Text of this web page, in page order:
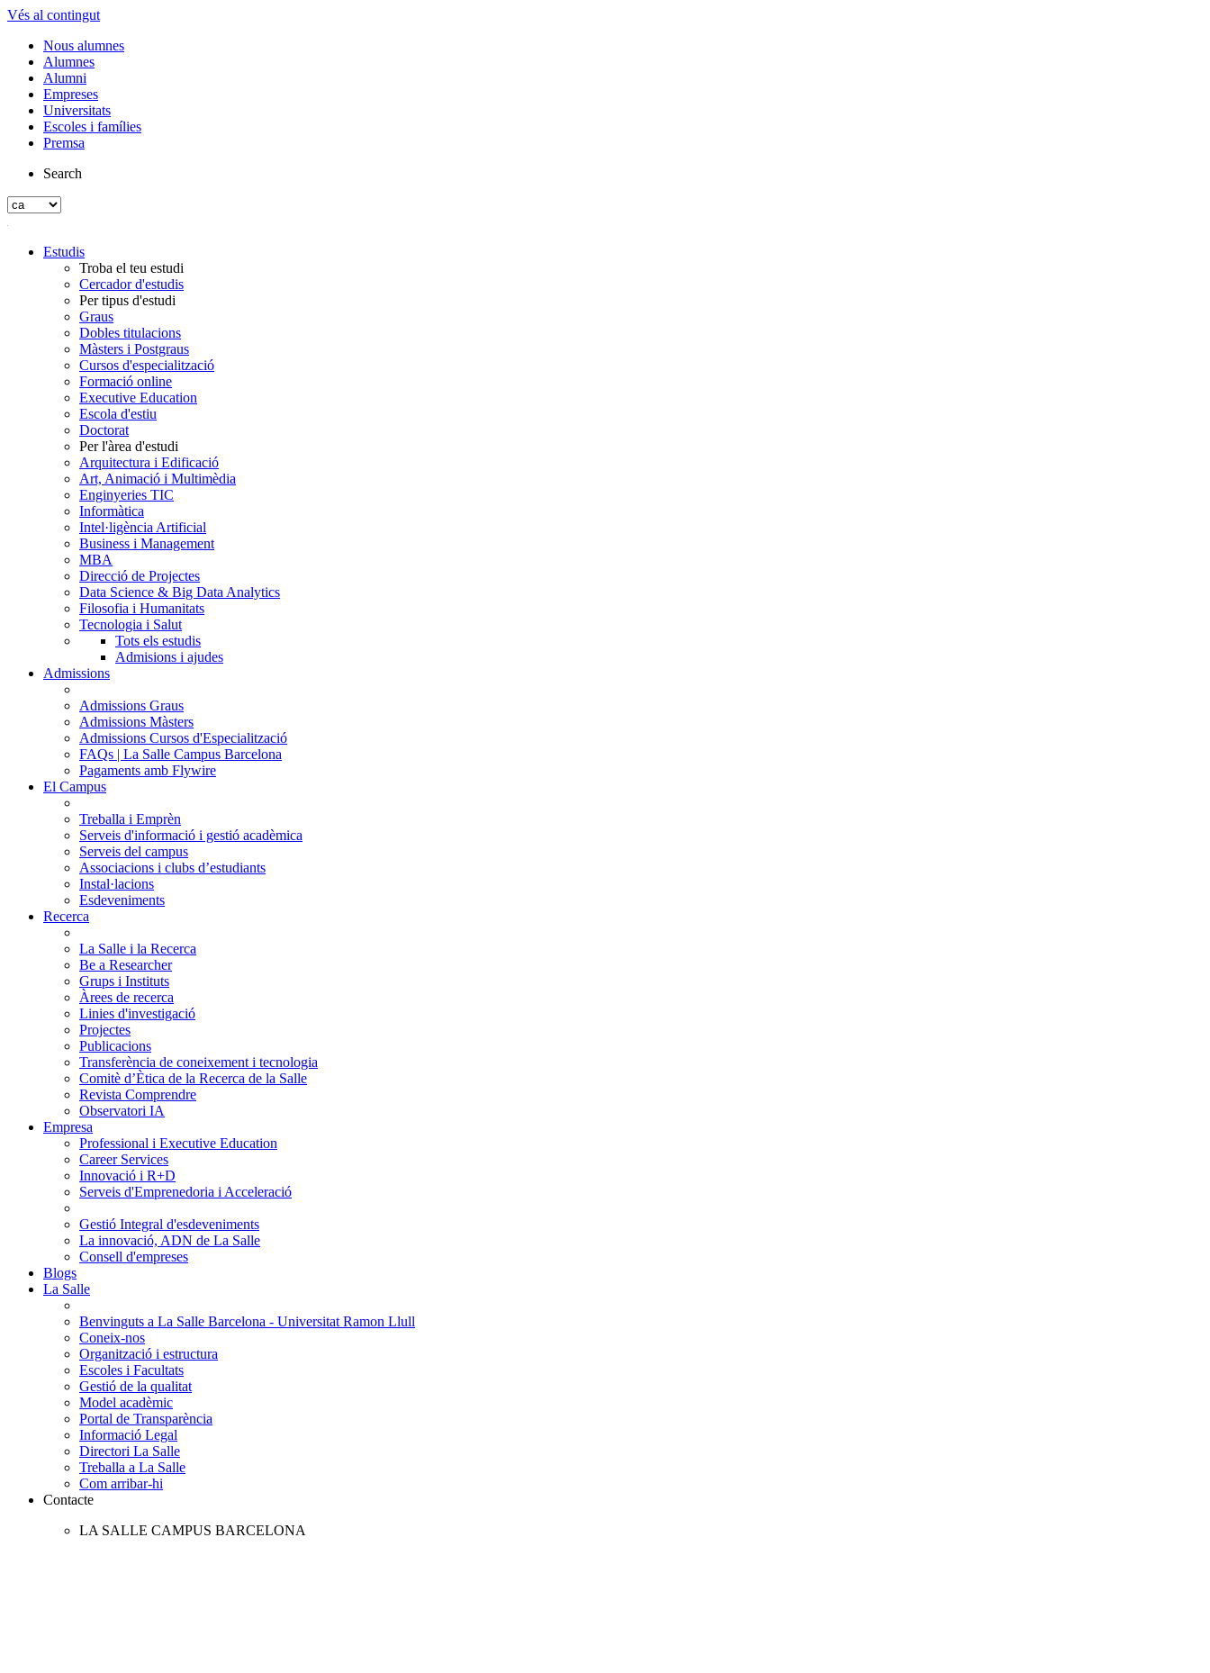
Vés al contingut
Nous alumnes
Alumnes
Alumni
Empreses
Universitats
Escoles i famílies
Premsa
Search
Estudis
Troba el teu estudi
Cercador d'estudis
Per tipus d'estudi
Graus
Dobles titulacions
Màsters i Postgraus
Cursos d'especialització
Formació online
Executive Education
Escola d'estiu
Doctorat
Per l'àrea d'estudi
Arquitectura i Edificació
Art, Animació i Multimèdia
Enginyeries TIC
Informàtica
Intel·ligència Artificial
Business i Management
MBA
Direcció de Projectes
Data Science & Big Data Analytics
Filosofia i Humanitats
Tecnologia i Salut
Tots els estudis
Admisions i ajudes
Admissions
Admissions Graus
Admissions Màsters
Admissions Cursos d'Especialització
FAQs | La Salle Campus Barcelona
Pagaments amb Flywire
El Campus
Treballa i Emprèn
Serveis d'informació i gestió acadèmica
Serveis del campus
Associacions i clubs d’estudiants
Instal·lacions
Esdeveniments
Recerca
La Salle i la Recerca
Be a Researcher
Grups i Instituts
Àrees de recerca
Linies d'investigació
Projectes
Publicacions
Transferència de coneixement i tecnologia
Comitè d’Ètica de la Recerca de la Salle
Revista Comprendre
Observatori IA
Empresa
Professional i Executive Education
Career Services
Innovació i R+D
Serveis d'Emprenedoria i Acceleració
Gestió Integral d'esdeveniments
La innovació, ADN de La Salle
Consell d'empreses
Blogs
La Salle
Benvinguts a La Salle Barcelona - Universitat Ramon Llull
Coneix-nos
Organització i estructura
Escoles i Facultats
Gestió de la qualitat
Model acadèmic
Portal de Transparència
Informació Legal
Directori La Salle
Treballa a La Salle
Com arribar-hi
Contacte
LA SALLE CAMPUS BARCELONA